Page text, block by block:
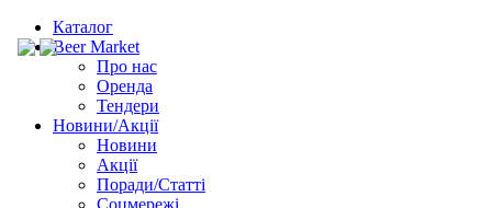
Каталог
Beer Market
Про нас
Оренда
Тендери
Новини/Акції
Новини
Акції
Поради/Статті
Соцмережі